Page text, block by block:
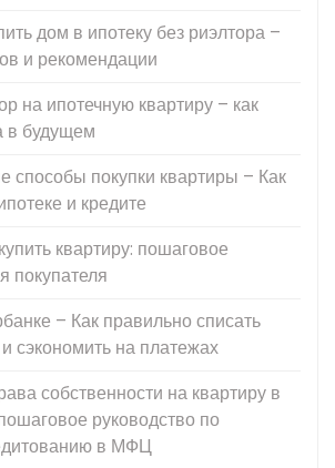
дом в ипотеку без риэлтора –
и рекомендации
на ипотечную квартиру – как
в будущем
способы покупки квартиры – Как
и кредите
квартиру: пошаговое
покупателя
– Как правильно списать
сэкономить на платежах
собственности на квартиру в
руководство по
в МФЦ